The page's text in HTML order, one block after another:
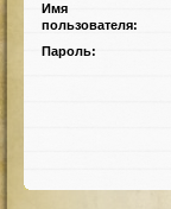
Имя
пользователя:
Пароль: